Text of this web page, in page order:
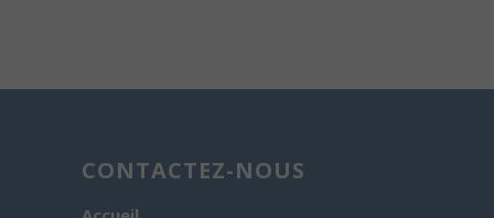
CONTACTEZ-NOUS